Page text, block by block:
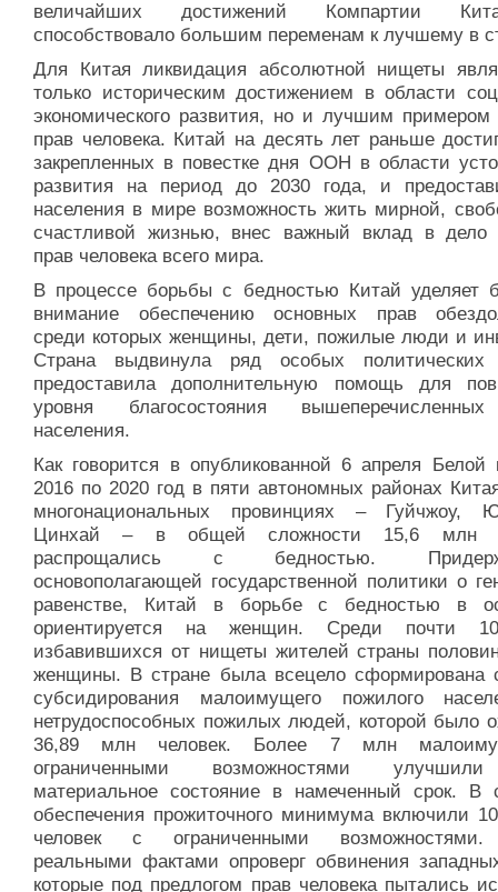
величайших достижений Компартии
способствовало большим переменам к лучшему в
Для Китая ликвидация абсолютной нищеты
только историческим достижением в области
экономического развития, но и лучшим
прав человека. Китай на десять лет раньше
закрепленных в повестке дня ООН в области
развития на период до 2030 года, и
населения в мире возможность жить мирной,
счастливой жизнью, внес важный вклад в дело
прав человека всего мира.
В процессе борьбы с бедностью Китай уделяет
внимание обеспечению основных прав
среди которых женщины, дети, пожилые люди и
Страна выдвинула ряд особых
предоставила дополнительную помощь для
уровня благосостояния
населения.
Как говорится в опубликованной 6 апреля Белой
2016 по 2020 год в пяти автономных районах
многонациональных провинциях – Гуйчжоу,
Цинхай – в общей сложности 15,6 млн
распрощались с бедностью.
основополагающей государственной политики о
равенстве, Китай в борьбе с бедностью в
ориентируется на женщин. Среди почти
избавившихся от нищеты жителей страны
женщины. В стране была всецело сформирована
субсидирования малоимущего пожилого
нетрудоспособных пожилых людей, которой было
36,89 млн человек. Более 7 млн
ограниченными возможностями
материальное состояние в намеченный срок. В
обеспечения прожиточного минимума включили
человек с ограниченными
реальными фактами опроверг обвинения
которые под предлогом прав человека пытались